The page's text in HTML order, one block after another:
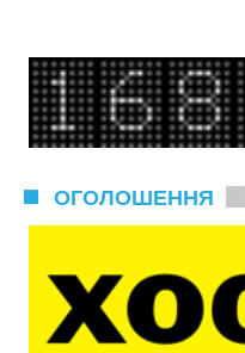
ОГОЛОШЕННЯ